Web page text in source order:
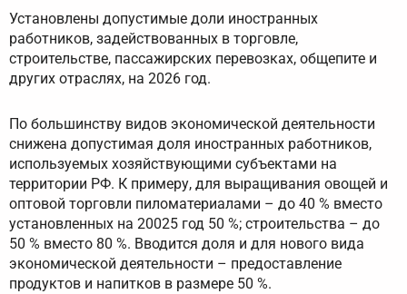
Установлены допустимые доли иностранных
работников, задействованных в торговле,
строительстве, пассажирских перевозках, общепите и
других отраслях, на 2026 год.
По большинству видов экономической деятельности
снижена допустимая доля иностранных работников,
используемых хозяйствующими субъектами на
территории РФ. К примеру, для выращивания овощей и
оптовой торговли пиломатериалами – до 40 % вместо
установленных на 20025 год 50 %; строительства – до
50 % вместо 80 %. Вводится доля и для нового вида
экономической деятельности – предоставление
продуктов и напитков в размере 50 %.